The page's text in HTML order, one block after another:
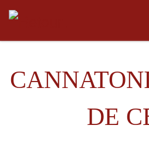
Skip to content
DE